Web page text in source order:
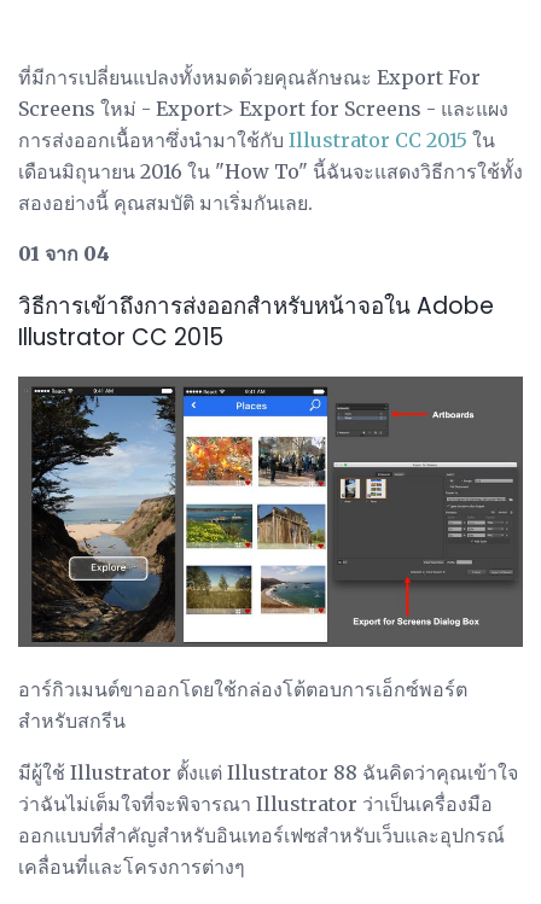
ที่มีการเปลี่ยนแปลงทั้งหมดด้วยคุณลักษณะ Export For
Screens ใหม่ - Export> Export for Screens - และแผง
การส่งออกเนื้อหาซึ่งนำมาใช้กับ Illustrator CC 2015 ใน
เดือนมิถุนายน 2016 ใน "How To" นี้ฉันจะแสดงวิธีการใช้ทั้ง
สองอย่างนี้ คุณสมบัติ มาเริ่มกันเลย.
01 จาก 04
วิธีการเข้าถึงการส่งออกสำหรับหน้าจอใน Adobe
Illustrator CC 2015
อาร์กิวเมนต์ขาออกโดยใช้กล่องโต้ตอบการเอ็กซ์พอร์ต
สำหรับสกรีน
มีผู้ใช้ Illustrator ตั้งแต่ Illustrator 88 ฉันคิดว่าคุณเข้าใจ
ว่าฉันไม่เต็มใจที่จะพิจารณา Illustrator ว่าเป็นเครื่องมือ
ออกแบบที่สำคัญสำหรับอินเทอร์เฟซสำหรับเว็บและอุปกรณ์
เคลื่อนที่และโครงการต่างๆ